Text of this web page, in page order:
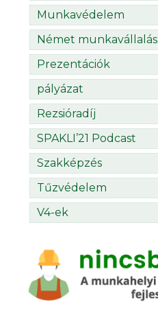
Munkavédelem
Német munkavállalás
Prezentációk
pályázat
Rezsióradíj
SPAKLI’21 Podcast
Szakképzés
Tűzvédelem
V4-ek